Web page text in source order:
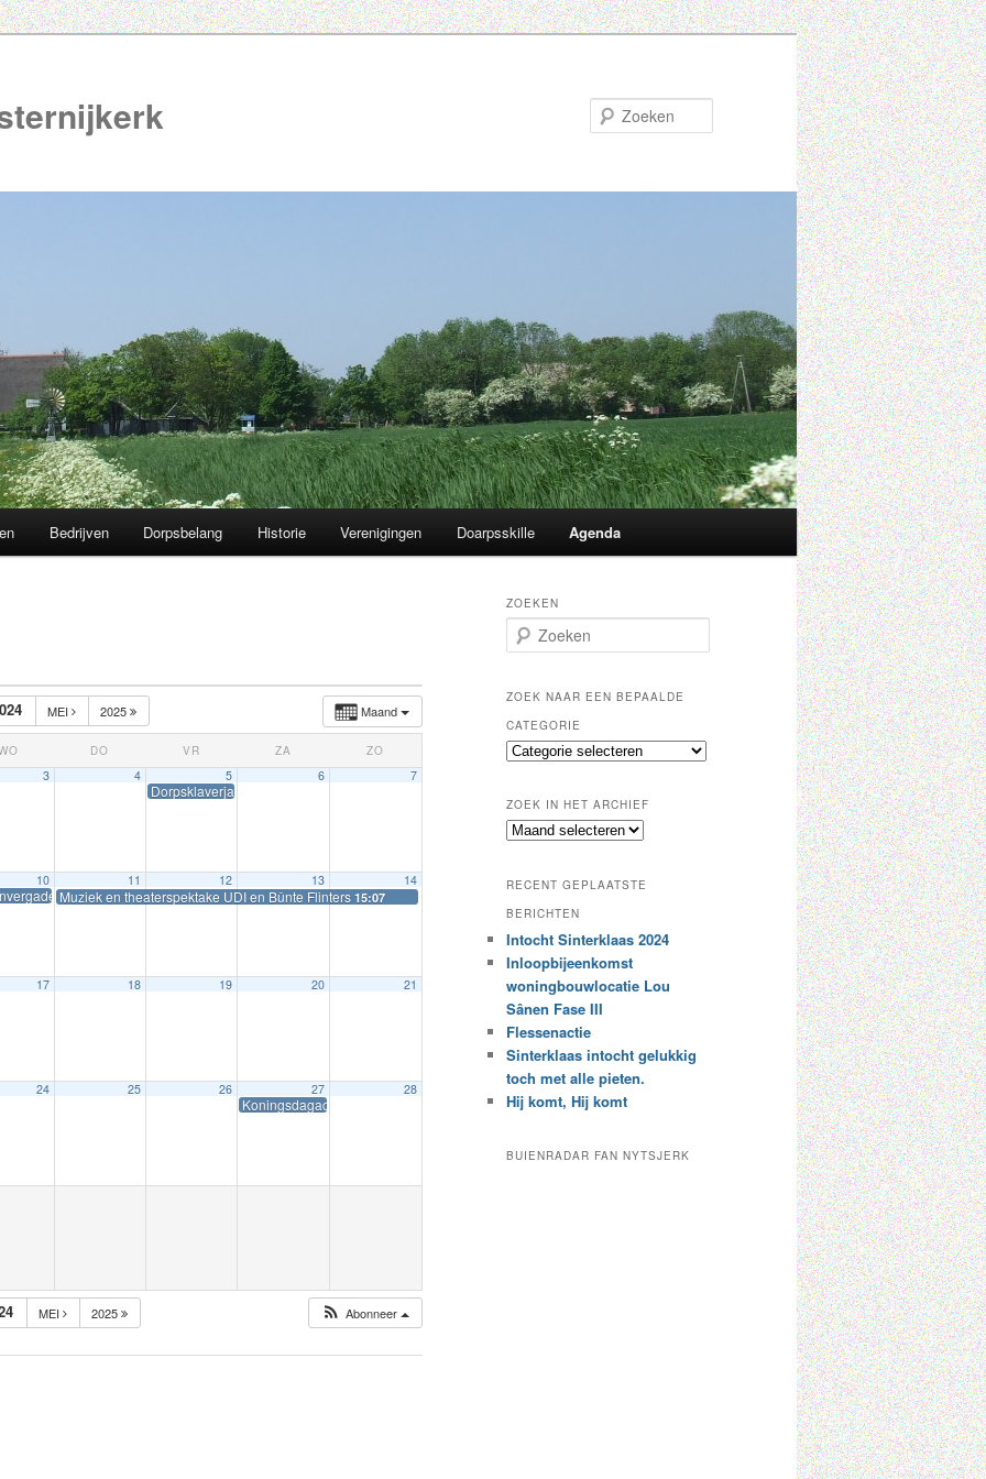
Bedrijven Dorpsbelang Historie Verenigingen Doarpsskille Agenda
Maand
MEI 2025
DO VR ZA ZO
3 4 5
Dorpsklaverjassen
6 7
10
Dorpsbelang in De Terp
11
Muziek en theaterspektake UDI en Bûnte Flinters 15:07
12 13 14
17 18 19 20 21
24 25 26 27
Koningsdagactiviteiten
28
MEI 2025 Abonneer
ZOEKEN
o
k
n
ZOEK NAAR EEN BEPAALDE
CATEGORIE
Z
k
n
e
e
n
b
e
a
a
l
d
c
ZOEK IN HET ARCHIEF
Z
k
i
n
h
t
a
r
c
h
i
RECENT GEPLAATSTE
BERICHTEN
Intocht Sinterklaas 2024
Inloopbijeenkomst
woningbouwlocatie Lou
Sânen Fase III
Flessenactie
Sinterklaas intocht gelukkig
toch met alle pieten.
Hij komt, Hij komt
BUIENRADAR FAN NYTSJERK